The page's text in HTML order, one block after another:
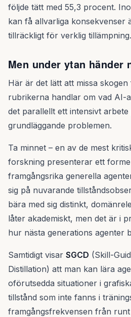
följde tätt med 55,3 procent.
kan få allvarliga konsekvenser
tillräckligt för verklig tillämpning.
Men under ytan händer
Här är det lätt att missa
rubrikerna handlar om vad AI-
det parallellt ett intensivt arbete
grundläggande problemen.
Ta minnet – en av de mest
forskning presenterar ett
framgångsrika generella
sig på nuvarande
bära med sig distinkt,
låter akademiskt, men det är i
hur nästa generations agenter
Samtidigt visar SGCD (Skill-
Distillation) att man kan lära
oförutsedda situationer i
tillstånd som inte fanns i
framgångsfrekvensen från